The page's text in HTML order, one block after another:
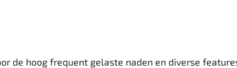
de hoog frequent gelaste naden en diverse